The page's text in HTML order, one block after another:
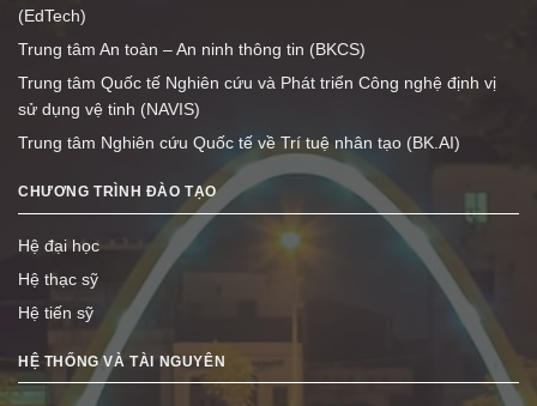
(EdTech)
Trung tâm An toàn – An ninh thông tin (BKCS)
Trung tâm Quốc tế Nghiên cứu và Phát triển Công nghệ định vị
sử dụng vệ tinh (NAVIS)
Trung tâm Nghiên cứu Quốc tế về Trí tuệ nhân tạo (BK.AI)
CHƯƠNG TRÌNH ĐÀO TẠO
Hệ đại học
Hệ thạc sỹ
Hệ tiến sỹ
HỆ THỐNG VÀ TÀI NGUYÊN